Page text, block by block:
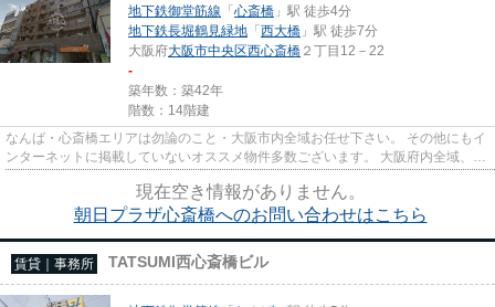
地下鉄御堂筋線 「心斎橋 」駅 徒歩4分
地下鉄長堀鶴見緑地 「西大橋 」駅 徒歩7分
大阪府大阪市中央区西心斎橋 ２丁目12－22
-
築年数：築42年
階数：14階建
なんば・心斎橋エリアは勿論のこと・大阪市内全域お任せ下さい。 その他にもイ
ンターネットに掲載していないオススメ物件多数ございます。 大阪府内全域、経
験豊富なスタッフがご対応...
現在空き情報がありません。
朝日プラザ心斎橋へのお問い合わせはこちら
賃貸｜事務所 TATSUMI西心斎橋ビル